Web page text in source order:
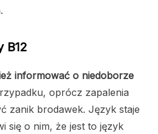
B12
informować o niedoborze
oprócz zapalenia
zanik brodawek. Język staje
się o nim, że jest to język